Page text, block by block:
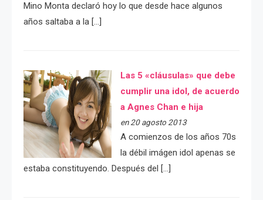
Mino Monta declaró hoy lo que desde hace algunos
años saltaba a la […]
Las 5 «cláusulas» que debe
cumplir una idol, de acuerdo
a Agnes Chan e hija
en 20 agosto 2013
A comienzos de los años 70s
la débil imágen idol apenas se
estaba constituyendo. Después del […]